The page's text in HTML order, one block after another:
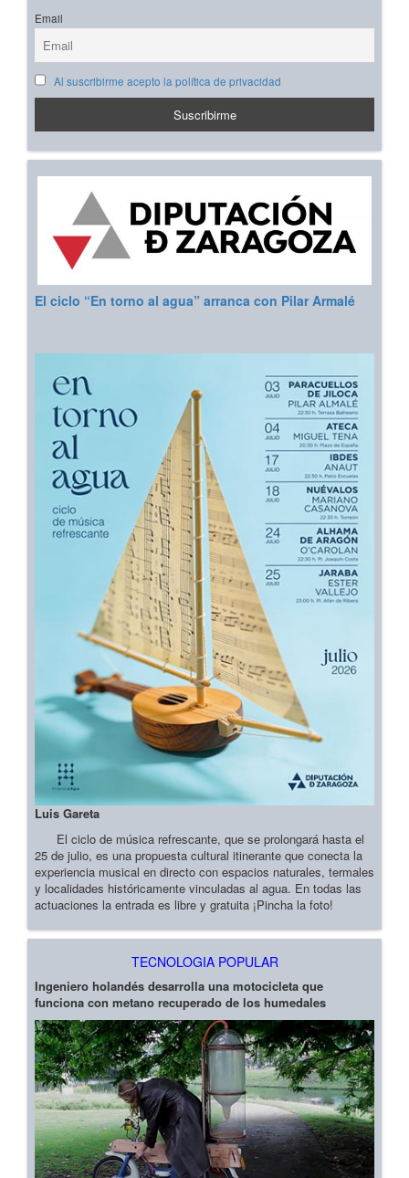
Email
Al suscribirme acepto la política de privacidad
El ciclo “En torno al agua” arranca con Pilar Armalé
Luis Gareta
El ciclo de música refrescante, que se prolongará hasta el
25 de julio, es una propuesta cultural itinerante que conecta la
experiencia musical en directo con espacios naturales, termales
y localidades históricamente vinculadas al agua. En todas las
actuaciones la entrada es libre y gratuita ¡Pincha la foto!
TECNOLOGIA POPULAR
Ingeniero holandés desarrolla una motocicleta que
funciona con metano recuperado de los humedales